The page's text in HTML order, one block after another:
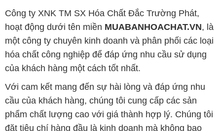
của khách hàng một cách tốt nhất.
Với cam kết mang đến sự hài lòng và đáp ứng nhu
cầu của khách hàng, chúng tôi cung cấp các sản
phẩm chất lượng cao với giá thành hợp lý. Chúng tôi
đặt tiêu chí hàng đầu là kinh doanh mà không bao
giờ xao lạc uy tín. Chúng tôi luôn ý thức rằng những
sản phẩm chúng tôi cung cấp phải đảm bảo chất
lượng và làm hài lòng đối tác. Đồng thời, chúng tôi
cam kết giá cả hợp lý, để cùng nhau phát triển và tồn